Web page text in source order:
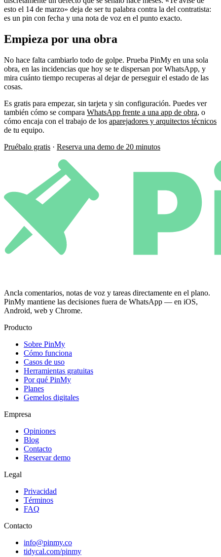
esto el 14 de marzo» deja de ser tu palabra contra la del contratista:
es un pin con fecha y una nota de voz en el punto exacto.
Empieza por una obra
No hace falta cambiarlo todo de golpe. Prueba PinMy en una sola
obra, en las incidencias que hoy se te dispersan por WhatsApp, y
mira cuánto tiempo recuperas al dejar de perseguir el estado de las
cosas.
Es gratis para empezar, sin tarjeta y sin configuración. Puedes ver
también cómo se compara WhatsApp frente a una app de obra, o
cómo encaja con el trabajo de los aparejadores y arquitectos técnicos
de tu equipo.
Pruébalo gratis · Reserva una demo de 20 minutos
Ancla comentarios, notas de voz y tareas directamente en el plano.
PinMy mantiene las decisiones fuera de WhatsApp — en iOS,
Android, web y Chrome.
Producto
Sobre PinMy
Cómo funciona
Casos de uso
Herramientas gratuitas
Por qué PinMy
Planes
Gemelos digitales
Empresa
Opiniones
Blog
Contacto
Reservar demo
Legal
Privacidad
Términos
FAQ
Contacto
info@pinmy.co
tidycal.com/pinmy